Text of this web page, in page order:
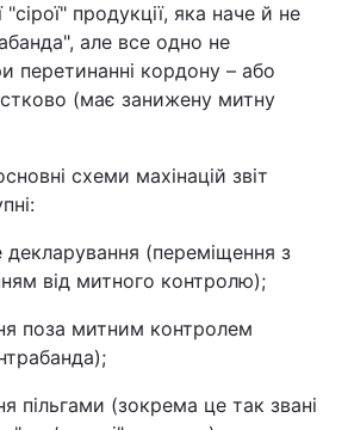
"сірої" продукції, яка наче й не
але все одно не
перетинанні кордону – або
(має занижену митну
схеми махінацій звіт
декларування (переміщення з
від митного контролю);
поза митним контролем
пільгами (зокрема це так звані